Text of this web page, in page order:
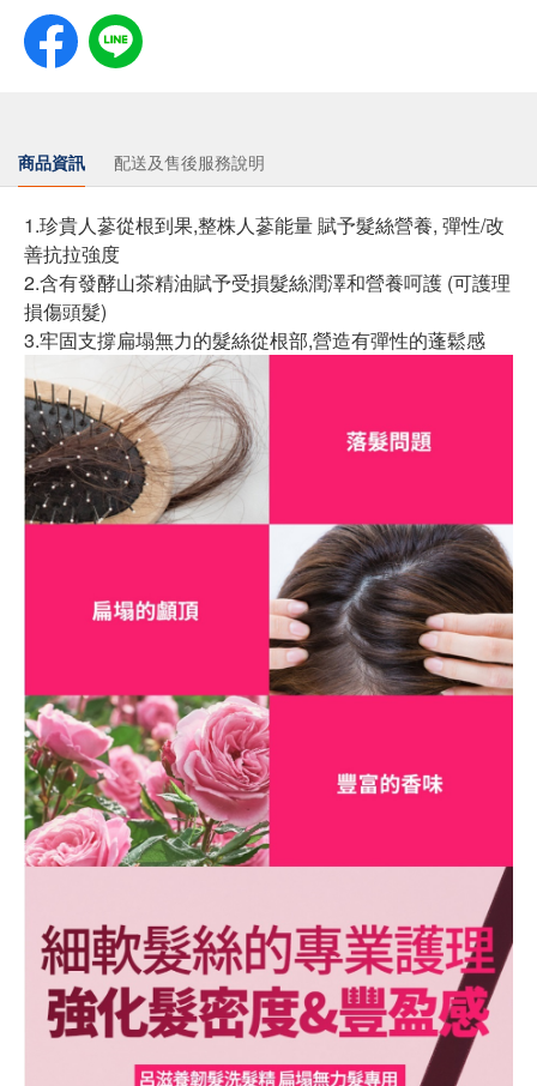
商品資訊 配送及售後服務說明
1.珍貴人蔘從根到果,整株人蔘能量 賦予髮絲營養, 彈性/改
善抗拉強度
2.含有發酵山茶精油賦予受損髮絲潤澤和營養呵護 (可護理
損傷頭髮)
3.牢固支撐扁塌無力的髮絲從根部,營造有彈性的蓬鬆感